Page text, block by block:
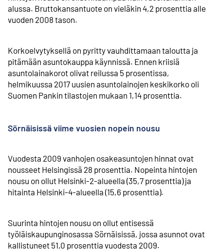
alussa. Bruttokansan­tuote on vieläkin 4,2 prosenttia alle
vuoden 2008 tason.
Korkoelvytyksellä on pyritty vauhdittamaan taloutta ja
pitämään asunto­kauppa käynnissä. Ennen kriisiä
asuntolaina­korot olivat reilussa 5 prosentissa,
helmikuussa 2017 uusien asunto­lainojen keskikorko oli
Suomen Pankin tilastojen mukaan 1,14 prosenttia.
Sörnäisissä viime vuosien nopein nousu
Vuodesta 2009 vanhojen osakeasuntojen hinnat ovat
nousseet Helsingissä 28 prosenttia. Nopeinta hintojen
nousu on ollut Helsinki-2-alueella (35,7 prosenttia) ja
hitainta Helsinki-4-alueella (15,6 prosenttia).
Suurinta hintojen nousu on ollut entisessä
työläiskaupungin­osassa Sörnäisissä, jossa asunnot ovat
kallistuneet 51,0 prosenttia vuodesta 2009.